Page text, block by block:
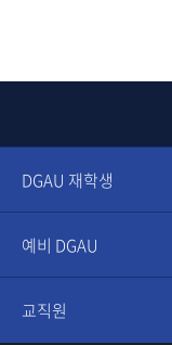
DGAU 재학생
예비 DGAU
교직원